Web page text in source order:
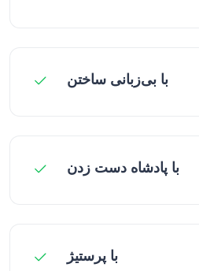
با بی‌زبانی ساختن
با پادشاه دست زدن
با پرستیژ